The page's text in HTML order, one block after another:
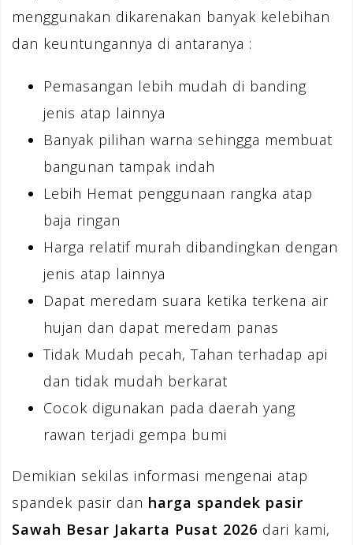
menggunakan dikarenakan banyak kelebihan
dan keuntungannya di antaranya :
Pemasangan lebih mudah di banding
jenis atap lainnya
Banyak pilihan warna sehingga membuat
bangunan tampak indah
Lebih Hemat penggunaan rangka atap
baja ringan
Harga relatif murah dibandingkan dengan
jenis atap lainnya
Dapat meredam suara ketika terkena air
hujan dan dapat meredam panas
Tidak Mudah pecah, Tahan terhadap api
dan tidak mudah berkarat
Cocok digunakan pada daerah yang
rawan terjadi gempa bumi
Demikian sekilas informasi mengenai atap
spandek pasir dan harga spandek pasir
Sawah Besar Jakarta Pusat 2026 dari kami,